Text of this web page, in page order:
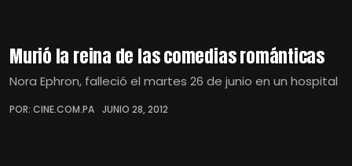
Murió la reina de las comedias románticas
Nora Ephron, falleció el martes 26 de junio en un hospital
POR: CINE.COM.PA JUNIO 28, 2012